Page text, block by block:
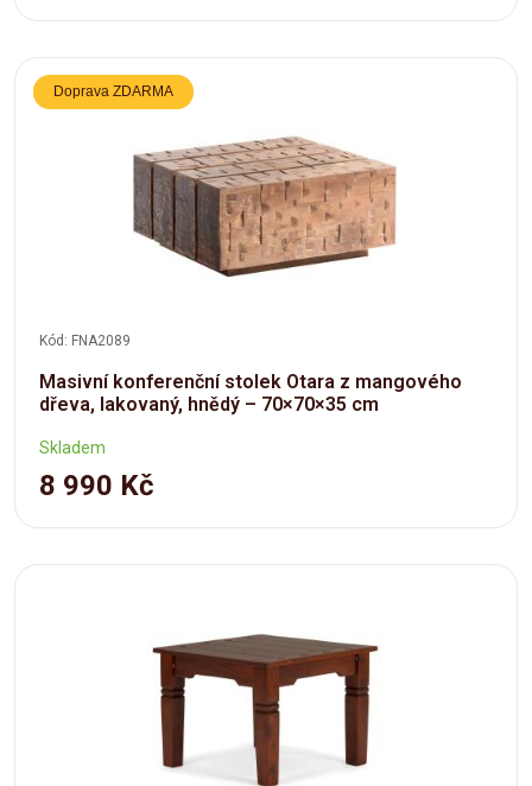
Doprava ZDARMA
Kód: FNA2089
Masivní konferenční stolek Otara z mangového
dřeva, lakovaný, hnědý – 70×70×35 cm
Skladem
8 990 Kč